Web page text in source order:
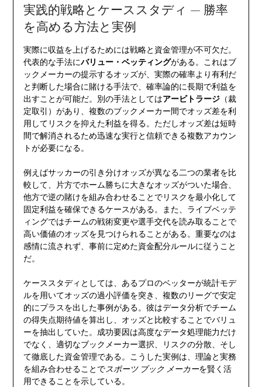
実践的戦略とケーススタディ — 勝率
を高める方法と実例
実際に収益を上げるためには戦略と資金管理が不可欠だ。
代表的な手法にバリュー・ベッティングがある。これはブ
ックメーカーの提示するオッズが、実際の確率より有利だ
と判断した場合に賭ける手法で、確率論的に長期で利益を
出すことが可能だ。別の手法としてはアービトラージ（裁
定取引）があり、複数のブックメーカー間でオッズ差を利
用してリスクを抑えた利益を得る。ただしオッズ差は短時
間で解消されるため迅速な実行と信頼できる複数アカウン
トが必要になる。
例えばサッカーの引き分けオッズが異なる二つの業者を比
較して、片方でホーム勝ちに大きなオッズがついた場合、
他方で逆の賭けを組み合わせることでリスクを最小化して
固定利益を確保できるケースがある。また、ライブベッテ
ィングではチームの戦術変更や選手交代を読み取ることで
高い価値のオッズを見つけられることがある。重要なのは
感情に流されず、事前に定めた資金配分ルールに従うこと
だ。
ケーススタディとしては、あるプロのベッターが統計モデ
ルを用いてオッズの過小評価を突き、複数のリーグで安定
的にプラスを出した事例がある。彼はデータ分析でチーム
の得失点期待値を算出し、オッズと比較することでバリュ
ーを抽出していた。成功要因は高度なデータ処理能力だけ
でなく、適切なブックメーカー選択、リスクの分散、そし
て徹底した資金管理である。こうした実例は、理論と実務
を組み合わせることでスポーツ ブック メーカーを賢く活
用できることを示している。